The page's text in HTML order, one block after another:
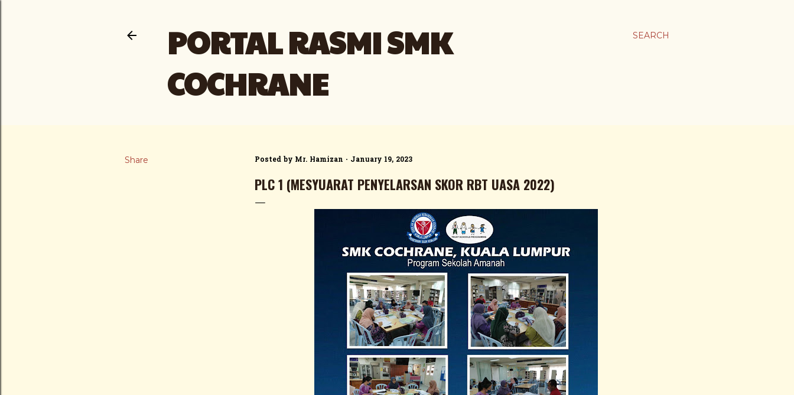
SEARCH
PORTAL RASMI SMK
COCHRANE
Share Posted by Mr. Hamizan January 19, 2023
PLC 1 (MESYUARAT PENYELARSAN SKOR RBT UASA 2022)